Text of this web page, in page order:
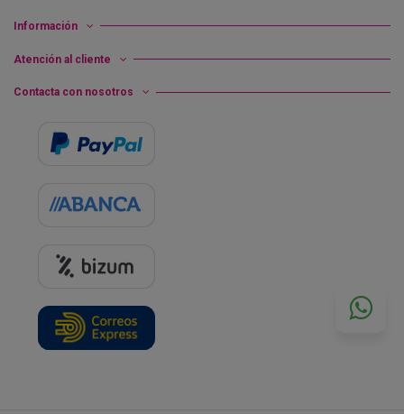
Información
Atención al cliente
Contacta con nosotros